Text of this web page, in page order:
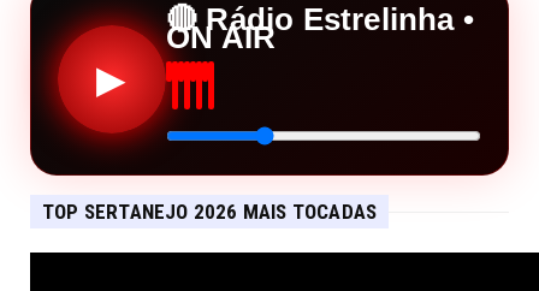
▶
🔴 Rádio Estrelinha •
ON AIR
TOP SERTANEJO 2026 MAIS TOCADAS